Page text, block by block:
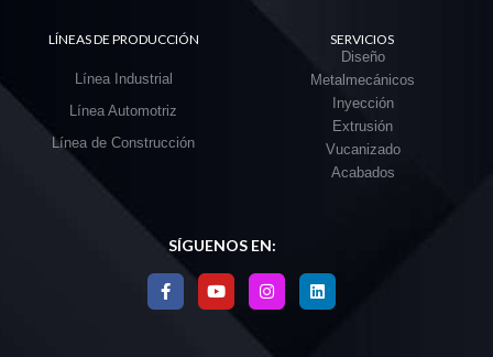
LÍNEAS DE PRODUCCIÓN
Línea Industrial
Línea Automotriz
Línea de Construcción
SERVICIOS
Diseño
Metalmecánicos
Inyección
Extrusión
Vucanizado
Acabados
SÍGUENOS EN: